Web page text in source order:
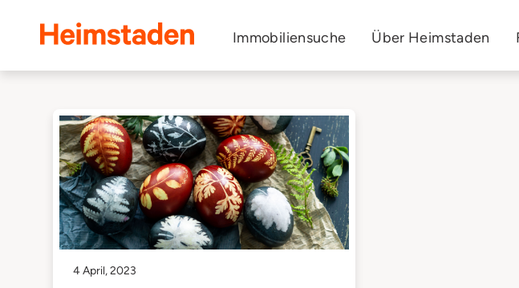
HeimstadenImmobiliensuche Über Heimstaden
4 April, 2023